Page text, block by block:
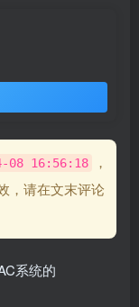
08 16:56:18
，
，请在文末评论
系统的